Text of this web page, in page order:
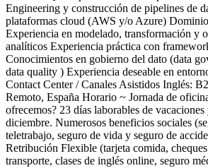
Engineering y construcción de pipelines de
plataformas cloud (AWS y/o Azure)
Experiencia en modelado, transformación y
analíticos Experiencia práctica con
Conocimientos en gobierno del dato (data
data quality ) Experiencia deseable en
Contact Center / Canales Asistidos Inglés:
Remoto, España Horario ~ Jornada de
ofrecemos? 23 días laborables de
diciembre. Numerosos beneficios sociales
teletrabajo, seguro de vida y seguro de
Retribución Flexible (tarjeta comida,
transporte, clases de inglés online, seguro